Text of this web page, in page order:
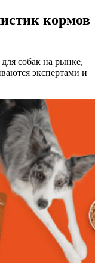
кормов
собак на рынке,
экспертами и